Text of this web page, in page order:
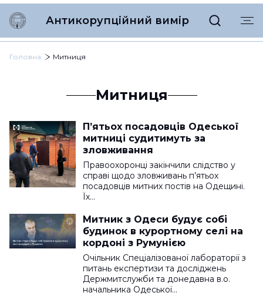
Антикорупційний вимір
Головна Митниця
Митниця
П’ятьох посадовців Одеської
митниці судитимуть за
зловживання
Правоохоронці закінчили слідство у
справі щодо зловживань п’ятьох
посадовців митних постів на Одещині.
Їх…
Митник з Одеси будує собі
будинок в курортному селі на
кордоні з Румунією
Очільник Спеціалізованої лабораторії з
питань експертизи та досліджень
Держмитслужби та донедавна в.о.
начальника Одеської…